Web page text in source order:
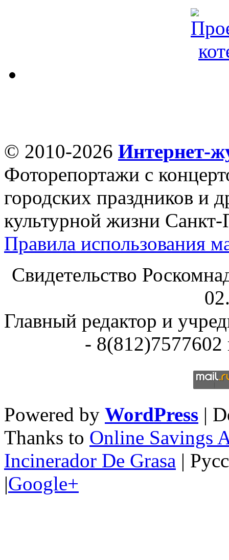
© 2010-2026 Интернет-
Фоторепортажи с
городских праздников и
культурной жизни Санкт-
Правила использования
Свидетельство
Главный редактор и
- 8(812)7577602
Powered by WordPress |
Thanks to Online Savings
Incinerador De Grasa |
|Google+